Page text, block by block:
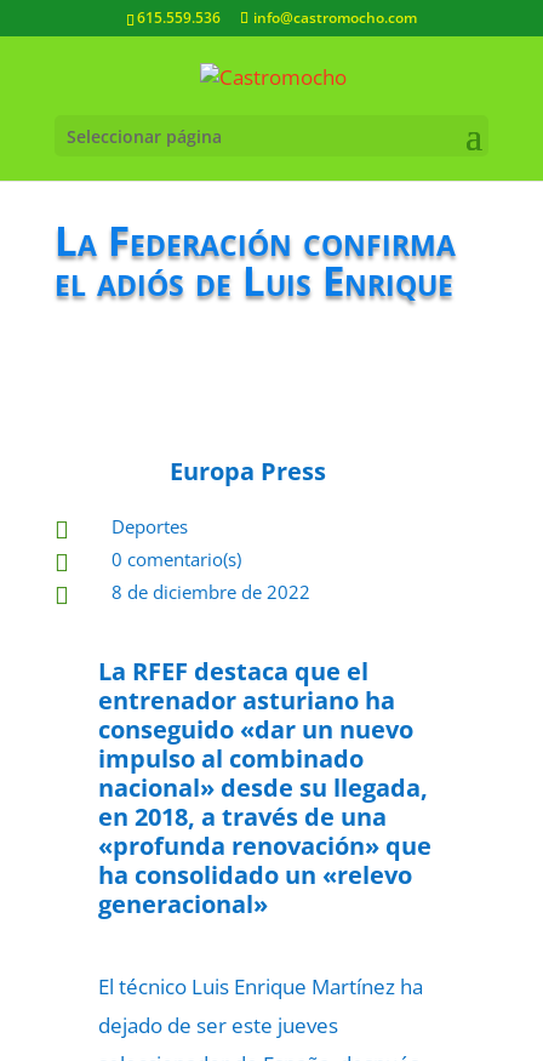
615.559.536 info@castromocho.com
Seleccionar página
La Federación confirma
el adiós de Luis Enrique
Europa Press
 Deportes
 0 comentario(s)
 8 de diciembre de 2022
La RFEF destaca que el
entrenador asturiano ha
conseguido «dar un nuevo
impulso al combinado
nacional» desde su llegada,
en 2018, a través de una
«profunda renovación» que
ha consolidado un «relevo
generacional»
El técnico Luis Enrique Martínez ha
dejado de ser este jueves